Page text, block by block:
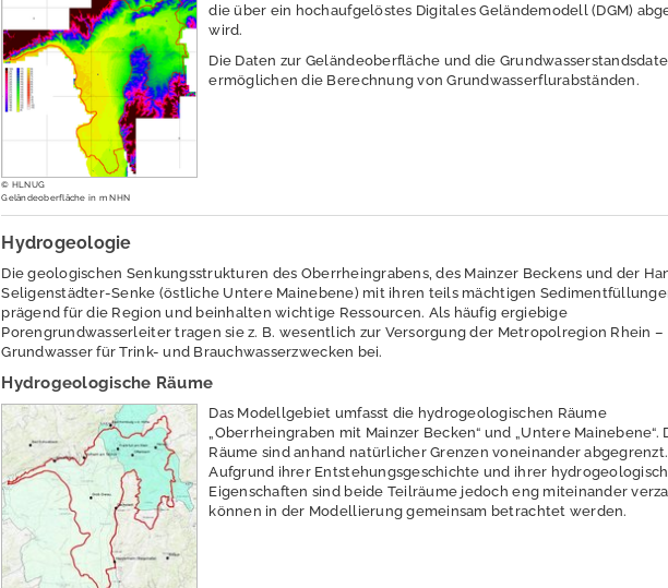
© HLNUG
Geländeoberfläche in m NHN
die über ein hochaufgelöstes Digitales Geländemodell (DGM)
wird.
Die Daten zur Geländeoberfläche und die
ermöglichen die Berechnung von Grundwasserflurabständen.
Hydrogeologie
Die geologischen Senkungsstrukturen des Oberrheingrabens, des Mainzer Beckens und der
Seligenstädter-Senke (östliche Untere Mainebene) mit ihren teils mächtigen
prägend für die Region und beinhalten wichtige Ressourcen. Als häufig ergiebige
Porengrundwasserleiter tragen sie z. B. wesentlich zur Versorgung der Metropolregion Rhein –
Grundwasser für Trink- und Brauchwasserzwecken bei.
Hydrogeologische Räume
Das Modellgebiet umfasst die hydrogeologischen Räume
„Oberrheingraben mit Mainzer Becken“ und „Untere Mainebene“.
Räume sind anhand natürlicher Grenzen voneinander abgegrenzt.
Aufgrund ihrer Entstehungsgeschichte und ihrer
Eigenschaften sind beide Teilräume jedoch eng miteinander
können in der Modellierung gemeinsam betrachtet werden.